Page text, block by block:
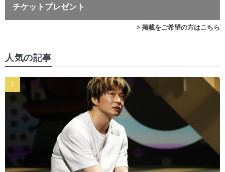
チケットプレゼント
> 掲載をご希望の方はこちら
人気の記事